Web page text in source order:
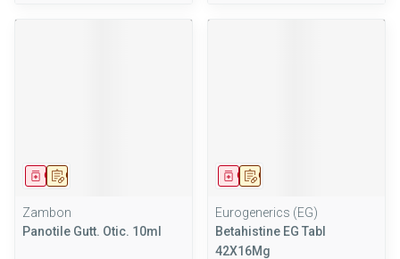
Op voorschrift
Geneesmiddel
Zambon
Panotile Gutt. Otic. 10ml
Op voorschrift
Geneesmiddel
Eurogenerics (EG)
Betahistine EG Tabl
42X16Mg